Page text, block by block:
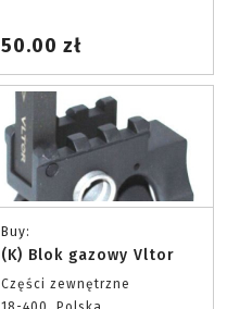
50.00 zł
Buy:
(K) Blok gazowy Vltor
Części zewnętrzne